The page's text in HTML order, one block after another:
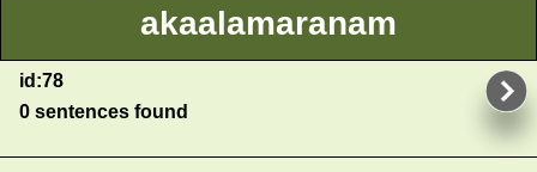
akaalamaranam
id:78
0 sentences found